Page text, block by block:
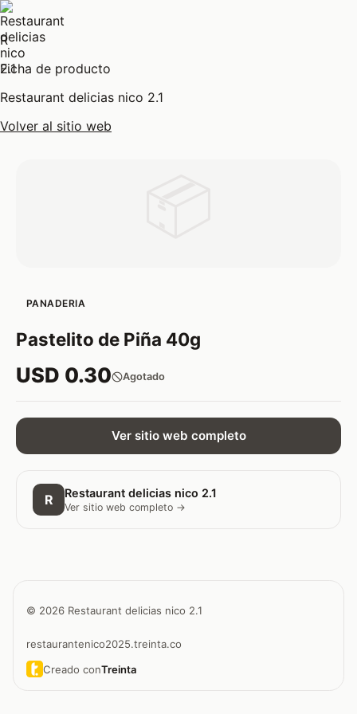
R
Ficha de producto
Restaurant delicias nico 2.1
Volver al sitio web
PANADERIA
Pastelito de Piña 40g
USD 0.30 Agotado
Ver sitio web completo
R Restaurant delicias nico 2.1
Ver sitio web completo →
© 2026 Restaurant delicias nico 2.1
restaurantenico2025.treinta.co
Creado conTreinta